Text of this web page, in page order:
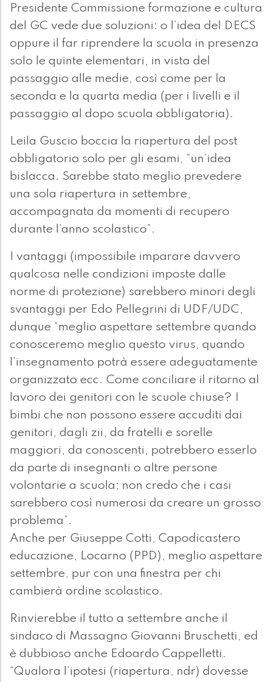
Presidente Commissione formazione e cultura
del GC vede due soluzioni: o l’idea del DECS
oppure il far riprendere la scuola in presenza
solo le quinte elementari, in vista del
passaggio alle medie, così come per la
seconda e la quarta media (per i livelli e il
passaggio al dopo scuola obbligatoria).
Leila Guscio boccia la riapertura del post
obbligatorio solo per gli esami, “un’idea
bislacca. Sarebbe stato meglio prevedere
una sola riapertura in settembre,
accompagnata da momenti di recupero
durante l’anno scolastico”.
I vantaggi (impossibile imparare davvero
qualcosa nelle condizioni imposte dalle
norme di protezione) sarebbero minori degli
svantaggi per Edo Pellegrini di UDF/UDC,
dunque “meglio aspettare settembre quando
conosceremo meglio questo virus, quando
l’insegnamento potrà essere adeguatamente
organizzato ecc. Come conciliare il ritorno al
lavoro dei genitori con le scuole chiuse? I
bimbi che non possono essere accuditi dai
genitori, dagli zii, da fratelli e sorelle
maggiori, da conoscenti, potrebbero esserlo
da parte di insegnanti o altre persone
volontarie a scuola; non credo che i casi
sarebbero così numerosi da creare un grosso
problema”.
Anche per Giuseppe Cotti, Capodicastero
educazione, Locarno (PPD), meglio aspettare
settembre, pur con una finestra per chi
cambierà ordine scolastico.
Rinvierebbe il tutto a settembre anche il
sindaco di Massagno Giovanni Bruschetti, ed
è dubbioso anche Edoardo Cappelletti.
“Qualora l’ipotesi (riapertura, ndr) dovesse